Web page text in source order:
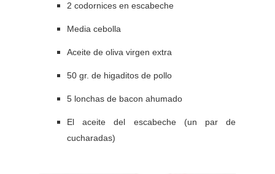
2 codornices en escabeche
Media cebolla
Aceite de oliva virgen extra
50 gr. de higaditos de pollo
5 lonchas de bacon ahumado
El aceite del escabeche (un par de
cucharadas)